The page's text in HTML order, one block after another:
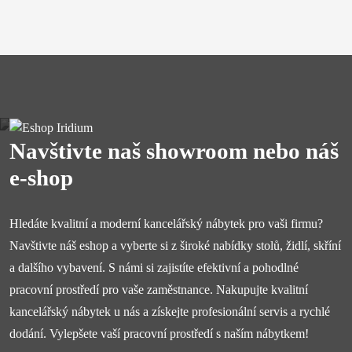
Navštivte naš showroom nebo náš
e-shop
Hledáte kvalitní a moderní kancelářský nábytek pro vaši firmu?
Navštivte náš eshop a vyberte si z široké nabídky stolů, židlí, skříní
a dalšího vybavení. S námi si zajistíte efektivní a pohodlné
pracovní prostředí pro vaše zaměstnance. Nakupujte kvalitní
kancelářský nábytek u nás a získejte profesionální servis a rychlé
dodání. Vylepšete vaší pracovní prostředí s naším nábytkem!